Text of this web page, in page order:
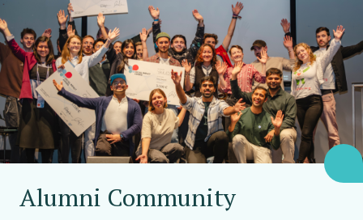
Alumni Community